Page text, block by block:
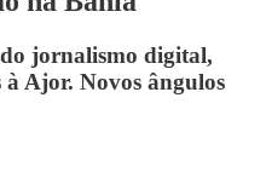
jornalismo digital,
à Ajor. Novos ângulos